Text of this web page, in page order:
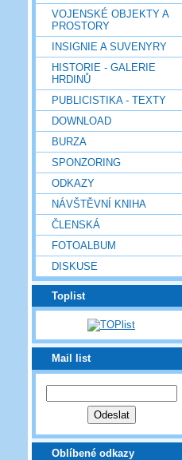
VOJENSKÉ OBJEKTY A
PROSTORY
INSIGNIE A SUVENYRY
HISTORIE - GALERIE
HRDINŮ
PUBLICISTIKA - TEXTY
DOWNLOAD
BURZA
SPONZORING
ODKAZY
NÁVŠTĚVNÍ KNIHA
ČLENSKÁ
FOTOALBUM
DISKUSE
Toplist
Mail list
Oblíbené odkazy